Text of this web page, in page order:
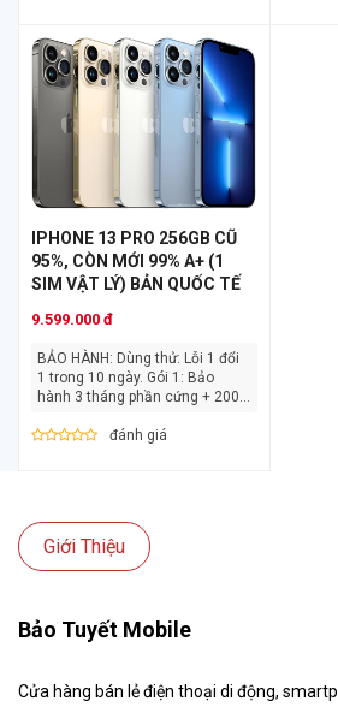
IPHONE 13 PRO 256GB CŨ
95%, CÒN MỚI 99% A+ (1
SIM VẬT LÝ) BẢN QUỐC TẾ
9.599.000 đ
BẢO HÀNH: Dùng thử: Lỗi 1 đổi
1 trong 10 ngày. Gói 1: Bảo
hành 3 tháng phần cứng + 200k
đánh giá
Giới Thiệu
Bảo Tuyết Mobile
Cửa hàng bán lẻ điện thoại di động,